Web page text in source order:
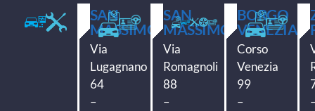
SAN
MASSIMO
Via
Lugagnano
64
–
SAN
MASSIMO
Via
Romagnoli
88
–
BORGO
VENEZIA
Corso
Venezia
99
–